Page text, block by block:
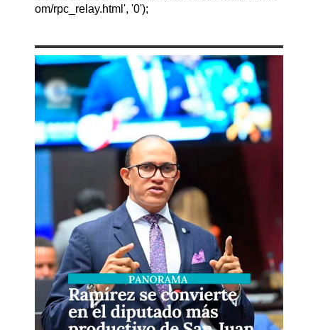
om/rpc_relay.html', '0');